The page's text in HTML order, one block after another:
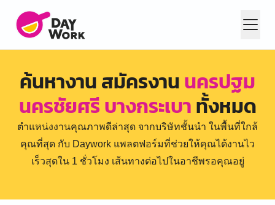
ค้นหางาน สมัครงานนครปฐม
นครชัยศรี บางกระเบาทั้งหมด
ตำแหน่งงานคุณภาพดีล่าสุด จากบริษัทชั้นนำ ในพื้นที่ใกล้
คุณที่สุด กับ Daywork แพลตฟอร์มที่ช่วยให้คุณได้งานไว
เร็วสุดใน 1 ชั่วโมง เส้นทางต่อไปในอาชีพรอคุณอยู่